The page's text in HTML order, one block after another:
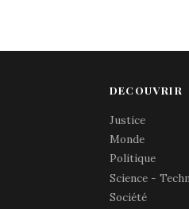
DECOUVRIR
Justice
Monde
Politique
Science -
Société